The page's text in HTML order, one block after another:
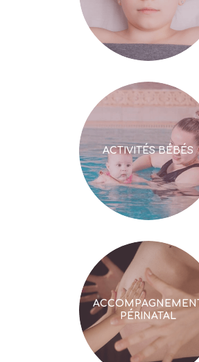
ACTIVITÉS BÉBÉS
PÉRINATAL